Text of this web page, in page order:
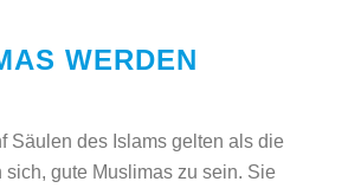
WERDEN
Säulen des Islams gelten als die
gute Muslimas zu sein. Sie